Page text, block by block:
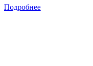
Подробнее